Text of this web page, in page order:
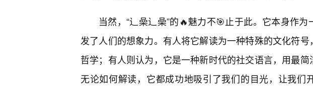
当然，“辶喿辶喿”的🔥魅力不🎯止于此。它本身作
发了人们的想象力。有人将它解读为一种特殊的文化符
哲学；有人则认为，它是一种新时代的社交语言，用最简
无论如何解读，它都成功地吸引了我们的目光，让我们